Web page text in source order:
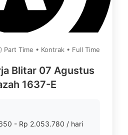
Part Time • Kontrak • Full Time
Blitar 07 Agustus
1637-E
- Rp 2.053.780 / hari